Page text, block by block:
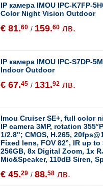
IP камера IMOU IPC-K7FP-
Color Night Vision Outdoor
€ 81.60 / 159.60 лв.
IP камера IMOU IPC-S7DP-
Indoor Outdoor
€ 67.45 / 131.92 лв.
Imou Cruiser SE+, full color
IP camera 3MP, rotation
1/2.8"; CMOS, H.265,
Fixed lens, FOV 82°, IR up to
256GB, 8x Digital Zoom, 1x
Mic&Speaker, 110dB Siren,
€ 45.29 / 88.58 лв.